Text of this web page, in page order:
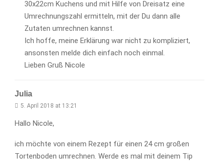
30x22cm Kuchens und mit Hilfe von Dreisatz eine
Umrechnungszahl ermitteln, mit der Du dann alle
Zutaten umrechnen kannst.
Ich hoffe, meine Erklärung war nicht zu kompliziert,
ansonsten melde dich einfach noch einmal.
Lieben Gruß Nicole
Julia
5. April 2018 at 13:21
Hallo Nicole,
ich möchte von einem Rezept für einen 24 cm großen
Tortenboden umrechnen. Werde es mal mit deinem Tip